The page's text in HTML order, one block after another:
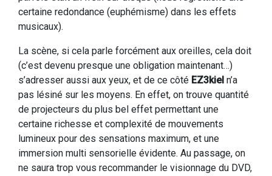
certaine redondance (euphémisme) dans les effets
musicaux).
La scène, si cela parle forcément aux oreilles, cela doit
(c’est devenu presque une obligation maintenant…)
s’adresser aussi aux yeux, et de ce côté EZ3kiel n’a
pas lésiné sur les moyens. En effet, on trouve quantité
de projecteurs du plus bel effet permettant une
certaine richesse et complexité de mouvements
lumineux pour des sensations maximum, et une
immersion multi sensorielle évidente. Au passage, on
ne saura trop vous recommander le visionnage du DVD,